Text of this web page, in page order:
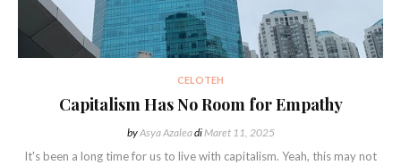
CELOTEH
Capitalism Has No Room for Empathy
byAsya AzaleadiMaret 11, 2025
It's been a long time for us to live with capitalism. Yeah, this may not